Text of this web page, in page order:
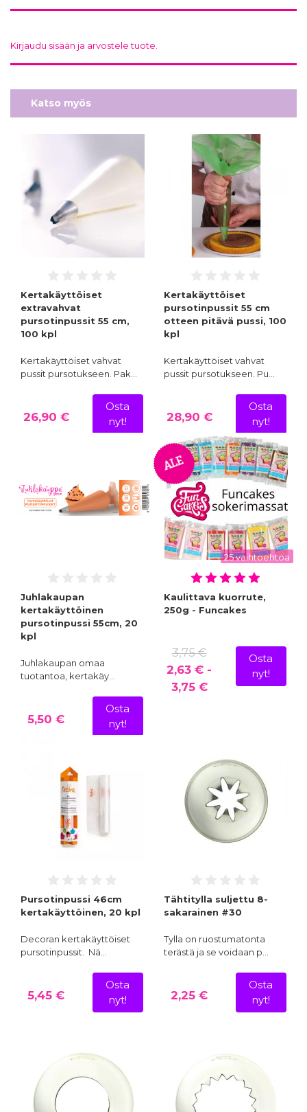
Kirjaudu sisään ja arvostele tuote.
Katso myös
Kertakäyttöiset
extravahvat
pursotinpussit 55 cm,
100 kpl
Kertakäyttöiset vahvat
pussit pursotukseen. Pak…
26,90 €
Osta
nyt!
Kertakäyttöiset
pursotinpussit 55 cm
otteen pitävä pussi, 100
kpl
Kertakäyttöiset vahvat
pussit pursotukseen. Pu…
28,90 €
Osta
nyt!
Juhlakaupan
kertakäyttöinen
pursotinpussi 55cm, 20
kpl
Juhlakaupan omaa
tuotantoa, kertakäy…
5,50 €
Osta
nyt!
25 vaihtoehtoa
ALE
Kaulittava kuorrute,
250g - Funcakes
3,75 €
2,63 € -
3,75 €
Osta
nyt!
Pursotinpussi 46cm
kertakäyttöinen, 20 kpl
Decoran kertakäyttöiset
pursotinpussit. Nä…
5,45 €
Osta
nyt!
Tähtitylla suljettu 8-
sakarainen #30
Tylla on ruostumatonta
terästä ja se voidaan p…
2,25 €
Osta
nyt!